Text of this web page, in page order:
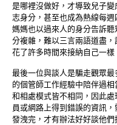
是哪裡沒做好，才導致兒子
志身分，甚至也成為熱線每
媽媽也以過來人的身分告訴
分複雜，難以三言兩語道盡
花了許多時間來接納自己一樣
最後一位與談人是騙走觀眾
的個管師工作經驗中陪伴過
和相處模式皆不相同，因此
員或網路上得到錯誤的資訊
發洩完，才有辦法好好談他